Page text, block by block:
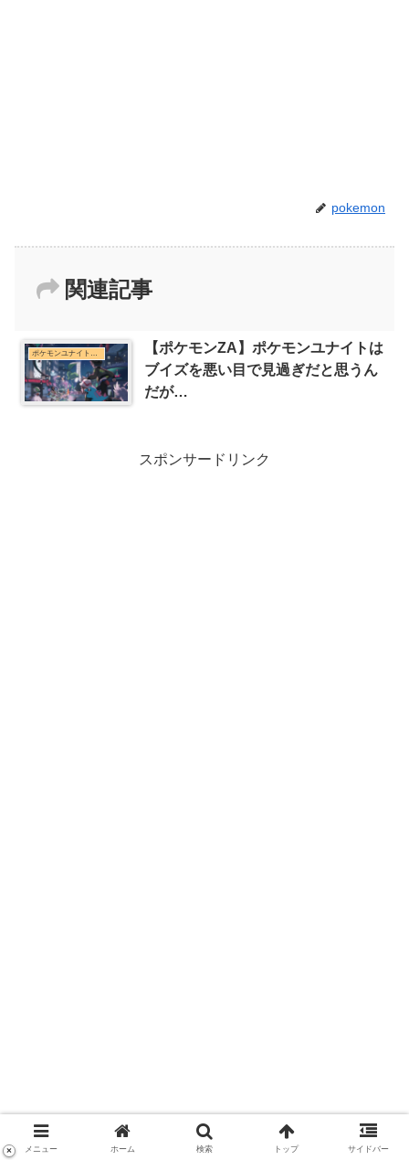
pokemon
関連記事
【ポケモンZA】ポケモンユナイトは
ブイズを悪い目で見過ぎだと思うん
だが…
スポンサードリンク
メニュー ホーム 検索 トップ サイドバー
×